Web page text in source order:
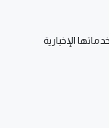
الإخبارية